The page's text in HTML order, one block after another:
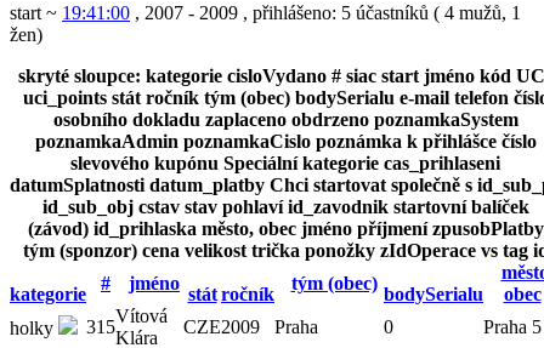
start ~ 19:41:00 , 2007 - 2009 , přihlášeno: 5 účastníků ( 4 mužů, 1
žen)
skryté sloupce: kategorie cisloVydano # siac start jméno kód
uci_points stát ročník tým (obec) bodySerialu e-mail telefon
osobního dokladu zaplaceno obdrzeno poznamkaSystem
poznamkaAdmin poznamkaCislo poznámka k přihlášce číslo
slevového kupónu Speciální kategorie cas_prihlaseni
datumSplatnosti datum_platby Chci startovat společně s
id_sub_obj cstav stav pohlaví id_zavodnik startovní balíček
(závod) id_prihlaska město, obec jméno příjmení zpusobPlatby
tým (sponzor) cena velikost trička ponožky zIdOperace vs tag
kategorie
# jméno
stát ročník
tým (obec)
bodySerialu
obec
holky
315
Vítová
Klára
CZE2009 Praha 0 Praha 5